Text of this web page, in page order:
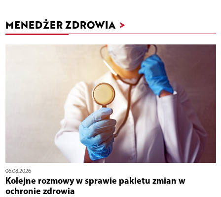
MENEDŻER ZDROWIA >
06.08.2026
Kolejne rozmowy w sprawie pakietu zmian w
ochronie zdrowia